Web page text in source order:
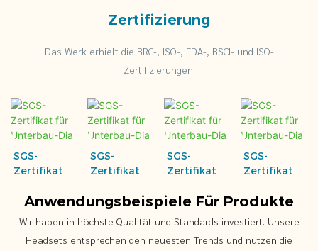
Qualitätskontrolle vor demZertifizierung
Das Werk erhielt die BRC-, ISO-, FDA-, BSCI- und ISO-
Zertifizierungen.
SGS-
Zertifikat
Unterbau-
SGS-
Zertifikat
Unterbau-
SGS-
Zertifikat
Unterbau-
SGS-
Zertifikat
Unterbau-
Anwendungsbeispiele Für Produkte
Wir haben in höchste Qualität und Standards investiert. Unsere
Headsets entsprechen den neuesten Trends und nutzen die